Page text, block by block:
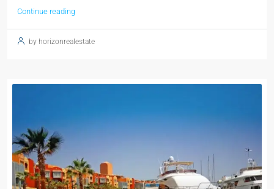
Continue reading
by horizonrealestate